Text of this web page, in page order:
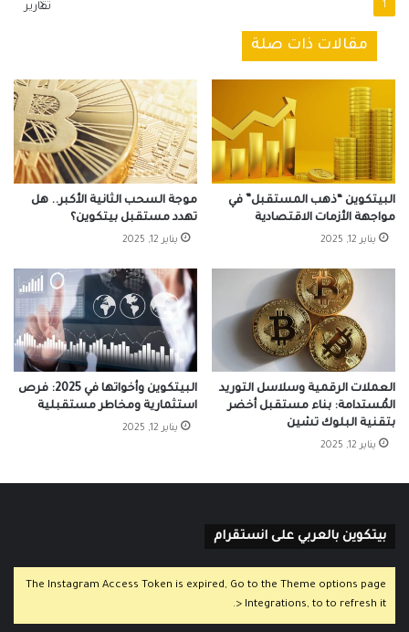
تقارير 1
مقالات ذات صلة
موجة السحب الثانية الأكبر.. هل
تهدد مستقبل بيتكوين؟
يناير 12, 2025
البيتكوين “ذهب المستقبل” في
مواجهة الأزمات الاقتصادية
يناير 12, 2025
البيتكوين وأخواتها في 2025: فرص
استثمارية ومخاطر مستقبلية
يناير 12, 2025
العملات الرقمية وسلاسل التوريد
المُستدامة: بناء مستقبل أخضر
بتقنية البلوك تشين
يناير 12, 2025
بيتكوين بالعربي على انستقرام
The Instagram Access Token is expired, Go to the Theme options page
> Integrations, to to refresh it.